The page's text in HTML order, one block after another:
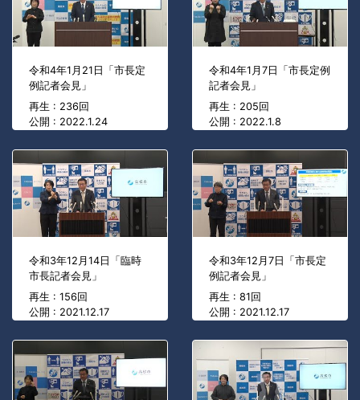
令和4年1月21日「市長定
例記者会見」
再生 : 236回
公開 : 2022.1.24
令和4年1月7日「市長定例
記者会見」
再生 : 205回
公開 : 2022.1.8
令和3年12月14日「臨時
市長記者会見」
再生 : 156回
公開 : 2021.12.17
令和3年12月7日「市長定
例記者会見」
再生 : 81回
公開 : 2021.12.17